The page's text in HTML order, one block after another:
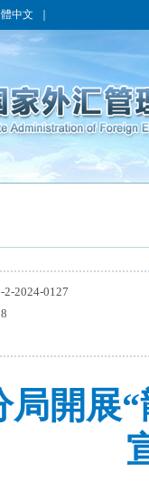
中文
2-2024-0127
局開展